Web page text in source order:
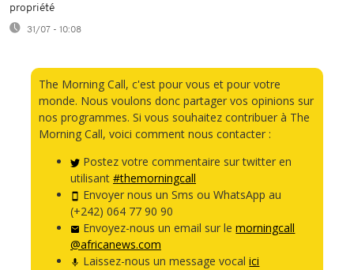
propriété
31/07 - 10:08
The Morning Call, c'est pour vous et pour votre
monde. Nous voulons donc partager vos opinions sur
nos programmes. Si vous souhaitez contribuer à The
Morning Call, voici comment nous contacter :
Postez votre commentaire sur twitter en
utilisant #themorningcall
Envoyer nous un Sms ou WhatsApp au
(+242) 064 77 90 90
Envoyez-nous un email sur lemorningcall
@africanews.com
Laissez-nous un message vocalici